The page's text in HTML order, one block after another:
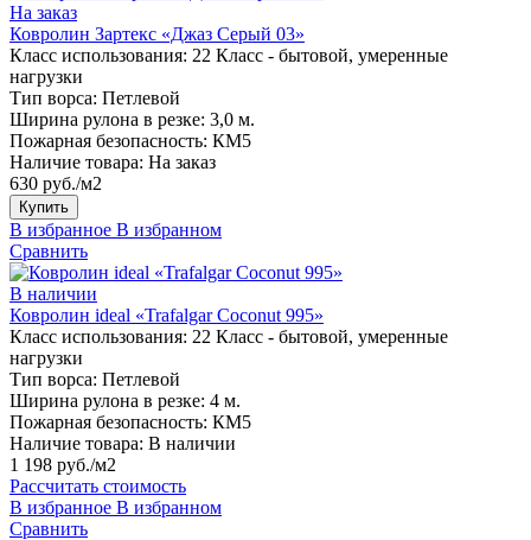
На заказ
Ковролин Зартекс «Джаз Серый 03»
Класс использования: 22 Класс - бытовой, умеренные
нагрузки
Тип ворса: Петлевой
Ширина рулона в резке: 3,0 м.
Пожарная безопасность: КМ5
Наличие товара: На заказ
630 руб./м2
Купить
В избранное В избранном
Сравнить
В наличии
Ковролин ideal «Trafalgar Coconut 995»
Класс использования: 22 Класс - бытовой, умеренные
нагрузки
Тип ворса: Петлевой
Ширина рулона в резке: 4 м.
Пожарная безопасность: КМ5
Наличие товара: В наличии
1 198 руб./м2
Рассчитать стоимость
В избранное В избранном
Сравнить